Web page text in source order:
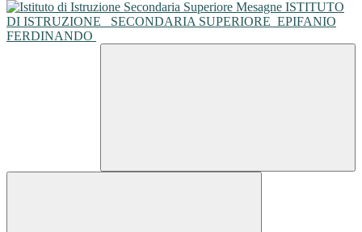
ISTITUTO
DI ISTRUZIONE
SECONDARIA SUPERIORE EPIFANIO
FERDINANDO